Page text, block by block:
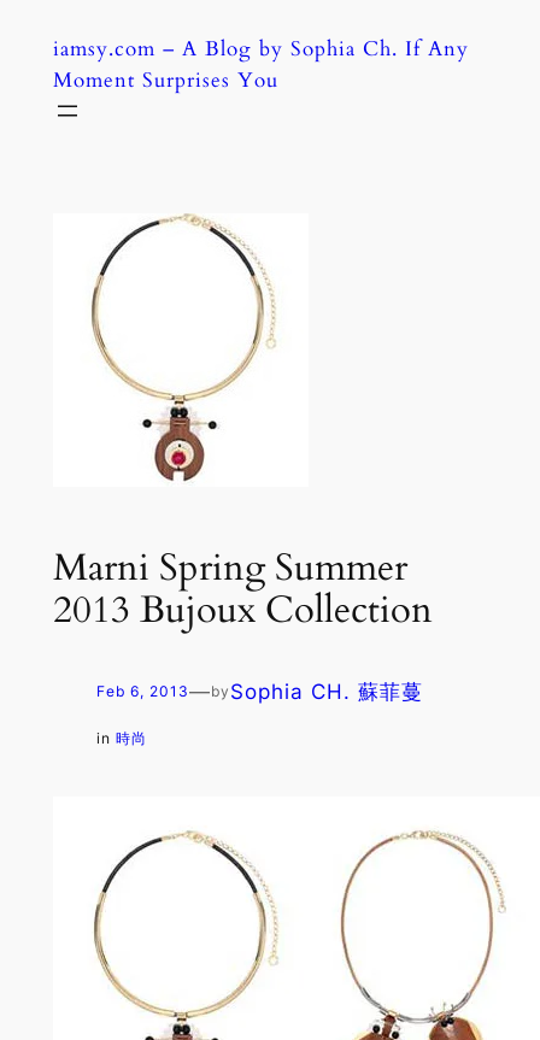
content
iamsy.com – A Blog by Sophia Ch. If Any
Moment Surprises You
Marni Spring Summer
2013 Bujoux Collection
Feb 6, 2013—by Sophia CH. 蘇菲蔓
in 時尚